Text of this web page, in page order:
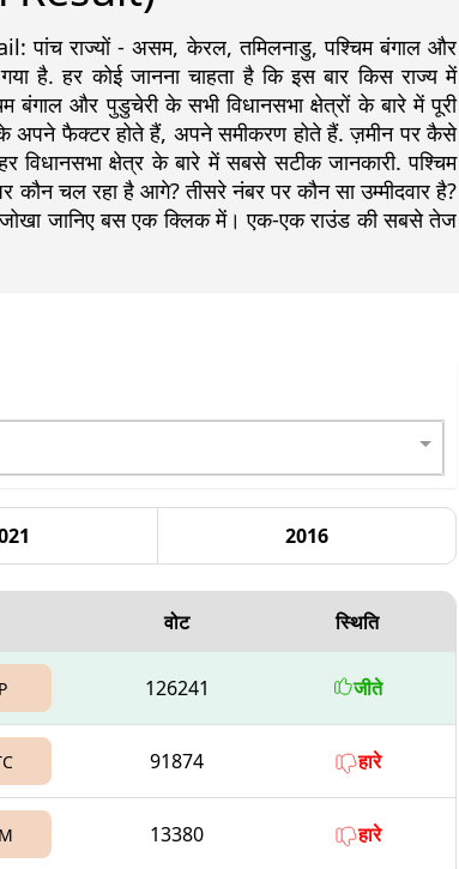
राज्यों - असम, केरल, तमिलनाडु, पश्चिम बंगाल और
है. हर कोई जानना चाहता है कि इस बार किस राज्य में
और पुडुचेरी के सभी विधानसभा क्षेत्रों के बारे में पूरी
के अपने फैक्टर होते हैं, अपने समीकरण होते हैं. ज़मीन पर कैसे
विधानसभा क्षेत्र के बारे में सबसे सटीक जानकारी. पश्चिम
कौन चल रहा है आगे? तीसरे नंबर पर कौन सा उम्मीदवार है?
जोखा जानिए बस एक क्लिक में। एक-एक राउंड की सबसे तेज
2016
वोट स्थिति
126241 जीते
91874 हारे
13380 हारे